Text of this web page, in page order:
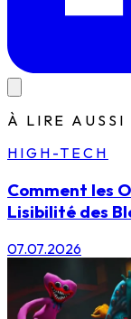
À LIRE AUSSI
HIGH-TECH
Comment les
Lisibilité des
07.07.2026